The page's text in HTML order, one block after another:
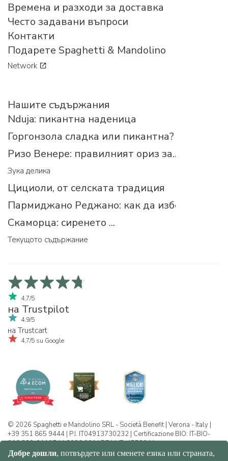
Времена и разходи за доставка
Често задавани въпроси
Контакти
Подарете Spaghetti & Mandolino
Network
Нашите съдържания
Nduja: пикантна наденица
Горгонзола сладка или пикантна?
Ризо Венере: правилният ориз за...
Зука делика
Цициоли, от селската традиция
Пармиджано Реджано: как да изберем
Скаморца: сиренето ...
Текущото съдържание
4,7/5
на Trustpilot
4,9/5
на Trustcart
4,7/5 su Google
© 2026 Spaghetti e Mandolino SRL - Società Benefit | Verona - Italy |
+39 351 865 9444 | P.I. IT04913730232 | Certificazione BIO: IT-BIO-
016.380-0110744.2026.001 | REA VR-455804 |